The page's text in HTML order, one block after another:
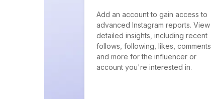
Add an account to gain access to
advanced Instagram reports. View
detailed insights, including recent
follows, following, likes, comments,
and more for the influencer or
account you're interested in.